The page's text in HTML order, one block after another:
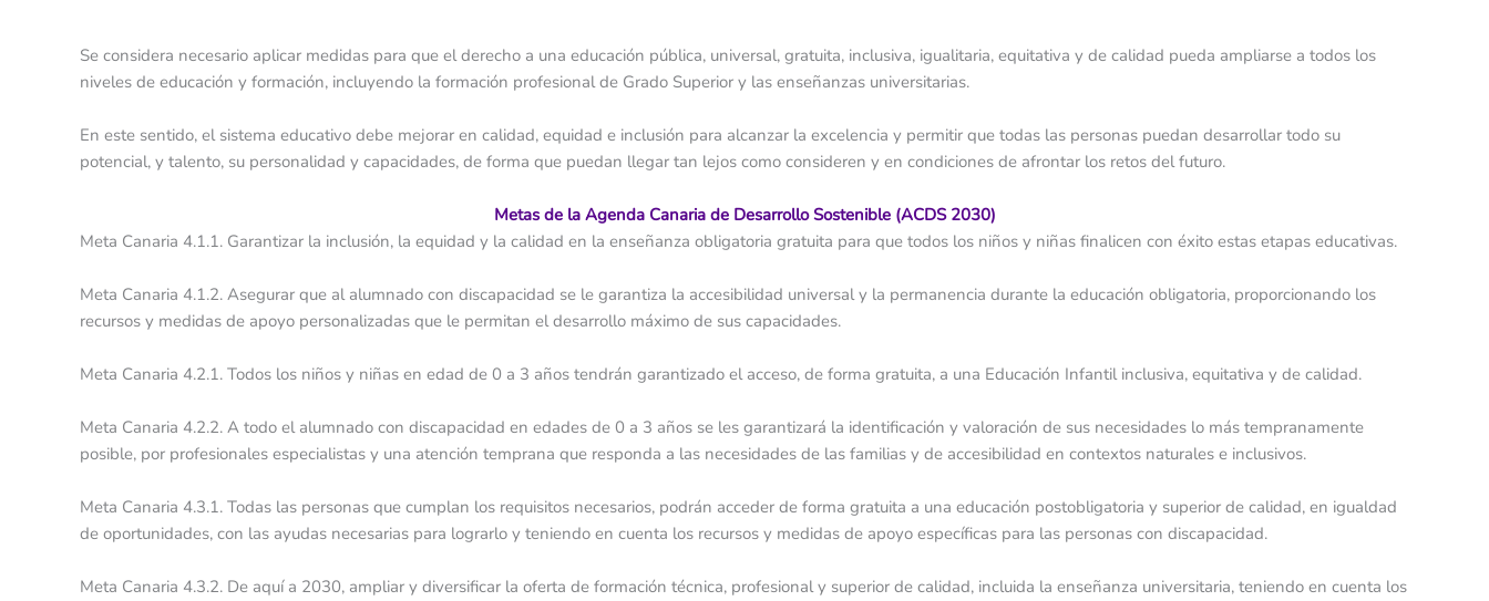
Se considera necesario aplicar medidas para que el derecho a una educación pública, universal, gratuita, inclusiva, igualitaria, equitativa y de calidad pueda ampliarse a todos los
niveles de educación y formación, incluyendo la formación profesional de Grado Superior y las enseñanzas universitarias.
En este sentido, el sistema educativo debe mejorar en calidad, equidad e inclusión para alcanzar la excelencia y permitir que todas las personas puedan desarrollar todo su
potencial, y talento, su personalidad y capacidades, de forma que puedan llegar tan lejos como consideren y en condiciones de afrontar los retos del futuro.
Metas de la Agenda Canaria de Desarrollo Sostenible (ACDS 2030)
Meta Canaria 4.1.1. Garantizar la inclusión, la equidad y la calidad en la enseñanza obligatoria gratuita para que todos los niños y niñas finalicen con éxito estas etapas educativas.
Meta Canaria 4.1.2. Asegurar que al alumnado con discapacidad se le garantiza la accesibilidad universal y la permanencia durante la educación obligatoria, proporcionando los
recursos y medidas de apoyo personalizadas que le permitan el desarrollo máximo de sus capacidades.
Meta Canaria 4.2.1. Todos los niños y niñas en edad de 0 a 3 años tendrán garantizado el acceso, de forma gratuita, a una Educación Infantil inclusiva, equitativa y de calidad.
Meta Canaria 4.2.2. A todo el alumnado con discapacidad en edades de 0 a 3 años se les garantizará la identificación y valoración de sus necesidades lo más tempranamente
posible, por profesionales especialistas y una atención temprana que responda a las necesidades de las familias y de accesibilidad en contextos naturales e inclusivos.
Meta Canaria 4.3.1. Todas las personas que cumplan los requisitos necesarios, podrán acceder de forma gratuita a una educación postobligatoria y superior de calidad, en igualdad
de oportunidades, con las ayudas necesarias para lograrlo y teniendo en cuenta los recursos y medidas de apoyo específicas para las personas con discapacidad.
Meta Canaria 4.3.2. De aquí a 2030, ampliar y diversificar la oferta de formación técnica, profesional y superior de calidad, incluida la enseñanza universitaria, teniendo en cuenta los